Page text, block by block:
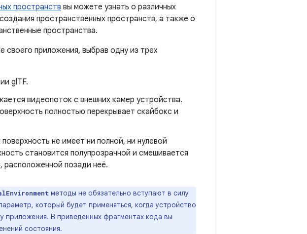
пространств вы можете узнать о различных
пространственных пространств, а также о
пространства.
приложения, выбрав одну из трех
glTF.
видеопоток с внешних камер устройства.
полностью перекрывает скайбокс и
не имеет ни полной, ни нулевой
становится полупрозрачной и смешивается
расположенной позади неё.
методы не обязательно вступают в силу
который будет применяться, когда устройство
приложения. В приведенных фрагментах кода вы
состояния.